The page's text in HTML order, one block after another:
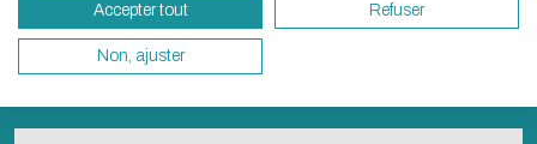
vous pouvez le parcourir dans son Mode
sollicitera très peu nos serveurs et vous
Accepter tout Refuser
Non, ajuster